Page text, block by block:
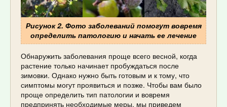
Рисунок 2. Фото заболеваний помогут вовремя
определить патологию и начать ее лечение
Обнаружить заболевания проще всего весной, когда
растение только начинает пробуждаться после
зимовки. Однако нужно быть готовым и к тому, что
симптомы могут проявиться и позже. Чтобы вам было
проще определить тип патологии и вовремя
предпринять необходимые меры, мы приведем